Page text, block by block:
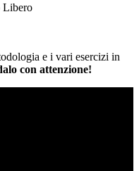
Libero
e i vari esercizi in
con attenzione!